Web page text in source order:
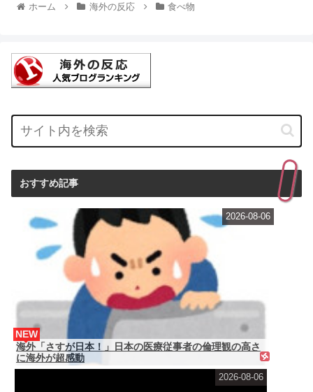
ホーム 海外の反応 食べ物
おすすめ記事
海外「さすが日本！」日本の医療従事者の倫理観の高さ
に海外が超感動
NEW
2026-08-06
2026-08-06